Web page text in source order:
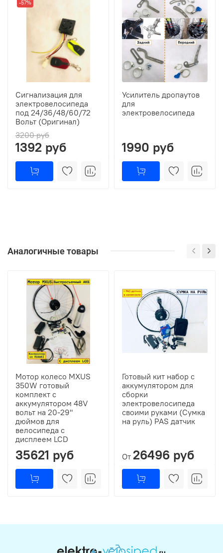
-57%
Сигнализация для
электровелосипеда
под 24/36/48/60/72
Вольт (Оригинал)
3200 руб
1392 руб
Усилитель дропаутов
для
электровелосипеда
1990 руб
Аналогичные товары
Мотор колесо MXUS
350W готовый
комплект с
аккумулятором 48V
вольт на 20-29"
дюймов для
велосипеда с
дисплеем LCD
35621 руб
Готовый кит набор с
аккумулятором для
сборки
электровелосипеда
своими руками (Сумка
на руль) PAS датчик
От 26496 руб